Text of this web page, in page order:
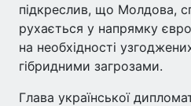
підкреслив, що Молдова,
рухається у напрямку
на необхідності
гібридними загрозами.
Глава української